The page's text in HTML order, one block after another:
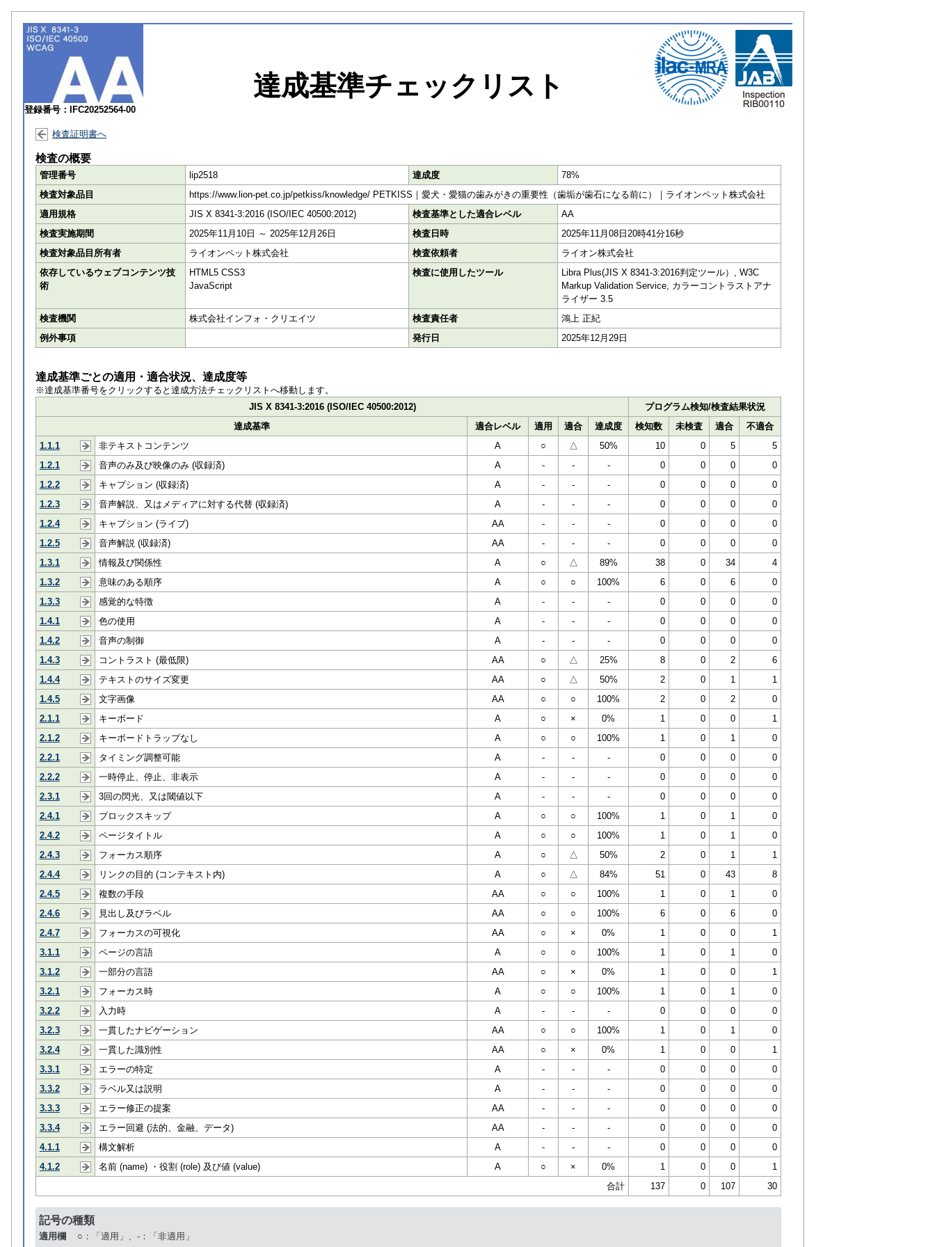
登録番号：IFC20252564-00
達成基準チェックリスト
検査証明書へ
検査の概要
管理番号 lip2518 達成度
78%
検査対象品目
https://www.lion-pet.co.jp/petkiss/knowledge/ PETKISS｜愛犬・愛猫の歯みがきの重要性（歯垢が歯石になる前に）｜ライオンペット株式会社
適用規格
JIS X 8341-3:2016 (ISO/IEC 40500:2012) 検査基準とした適合レベル
AA
検査実施期間
2025年11月10日 ～ 2025年12月26日 検査日時
2025年11月08日20時41分16秒
検査対象品目所有者
ライオンペット株式会社 検査依頼者
ライオン株式会社
依存しているウェブコンテンツ技
術
HTML5 CSS3
JavaScript
検査に使用したツール
Libra Plus(JIS X 8341-3:2016判定ツール）, W3C
Markup Validation Service, カラーコントラストアナ
ライザー 3.5
検査機関
株式会社インフォ・クリエイツ 検査責任者
鴻上 正紀
例外事項
発行日 2025年12月29日
達成基準ごとの適用・適合状況、達成度等
※達成基準番号をクリックすると達成方法チェックリストへ移動します。
JIS X 8341-3:2016 (ISO/IEC 40500:2012)
プログラム検知/検査結果状況
達成基準
適合レベル 適用 適合 達成度 検知数 未検査 適合
不適合
1.1.1
非テキストコンテンツ A ○ △ 50% 10 0 5
5
1.2.1
音声のみ及び映像のみ (収録済) A - - - 0 0 0
0
1.2.2
キャプション (収録済) A - - - 0 0 0
0
1.2.3
音声解説、又はメディアに対する代替 (収録済) A - - - 0 0 0
0
1.2.4
キャプション (ライブ) AA - - - 0 0 0
0
1.2.5
音声解説 (収録済) AA - - - 0 0 0
0
1.3.1
情報及び関係性 A ○ △ 89% 38 0 34
4
1.3.2
意味のある順序 A ○ ○ 100% 6 0 6
0
1.3.3
感覚的な特徴 A - - - 0 0 0
0
1.4.1
色の使用 A - - - 0 0 0
0
1.4.2
音声の制御 A - - - 0 0 0
0
1.4.3
コントラスト (最低限) AA ○ △ 25% 8 0 2
6
1.4.4
テキストのサイズ変更 AA ○ △ 50% 2 0 1
1
1.4.5
文字画像 AA ○ ○ 100% 2 0 2
0
2.1.1
キーボード A ○ × 0% 1 0 0
1
2.1.2
キーボードトラップなし A ○ ○ 100% 1 0 1
0
2.2.1
タイミング調整可能 A - - - 0 0 0
0
2.2.2
一時停止、停止、非表示 A - - - 0 0 0
0
2.3.1
3回の閃光、又は閾値以下 A - - - 0 0 0
0
2.4.1
ブロックスキップ A ○ ○ 100% 1 0 1
0
2.4.2
ページタイトル A ○ ○ 100% 1 0 1
0
2.4.3
フォーカス順序 A ○ △ 50% 2 0 1
1
2.4.4
リンクの目的 (コンテキスト内) A ○ △ 84% 51 0 43
8
2.4.5
複数の手段 AA ○ ○ 100% 1 0 1
0
2.4.6
見出し及びラベル AA ○ ○ 100% 6 0 6
0
2.4.7
フォーカスの可視化 AA ○ × 0% 1 0 0
1
3.1.1
ページの言語 A ○ ○ 100% 1 0 1
0
3.1.2
一部分の言語 AA ○ × 0% 1 0 0
1
3.2.1
フォーカス時 A ○ ○ 100% 1 0 1
0
3.2.2
入力時 A - - - 0 0 0
0
3.2.3
一貫したナビゲーション AA ○ ○ 100% 1 0 1
0
3.2.4
一貫した識別性 AA ○ × 0% 1 0 0
1
3.3.1
エラーの特定 A - - - 0 0 0
0
3.3.2
ラベル又は説明 A - - - 0 0 0
0
3.3.3
エラー修正の提案 AA - - - 0 0 0
0
3.3.4
エラー回避 (法的、金融、データ) AA - - - 0 0 0
0
4.1.1
構文解析 A - - - 0 0 0
0
4.1.2
名前 (name) ・役割 (role) 及び値 (value) A ○ × 0% 1 0 0
1
合計
137 0 107 30
記号の種類
適用欄 ○：「適用」、-：「非適用」